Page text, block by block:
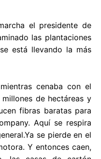
el presidente de
las plantaciones
está llevando la más
cenaba con el
de hectáreas y
fibras baratas para
Aquí se respira
se pierde en el
Y entonces caen,